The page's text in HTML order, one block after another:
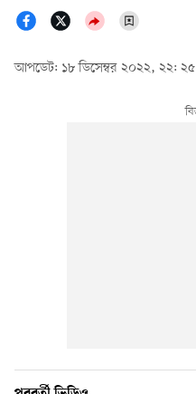
আপডেট: ১৮ ডিসেম্বর ২০২২, ২২: ২৫